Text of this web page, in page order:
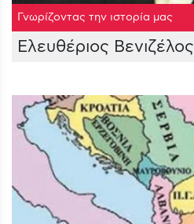
Γνωρίζοντας την ιστορία μας
Ελευθέριος Βενιζέλος